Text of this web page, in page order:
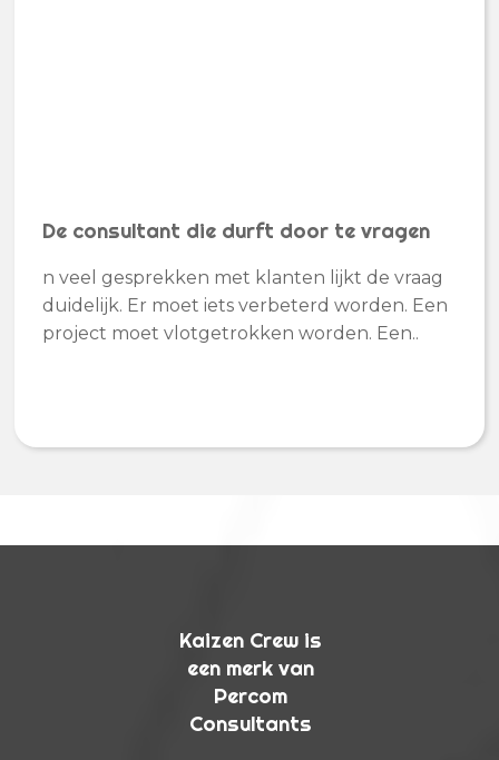
De consultant die durft door te vragen
n veel gesprekken met klanten lijkt de vraag
duidelijk. Er moet iets verbeterd worden. Een
project moet vlotgetrokken worden. Een..
Kaizen Crew is
een merk van
Percom
Consultants